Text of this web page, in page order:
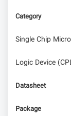
Category
Single Chip
Logic Device
Datasheet
Package